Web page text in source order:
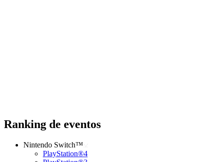
Ranking de eventos
Nintendo Switch™
PlayStation®4